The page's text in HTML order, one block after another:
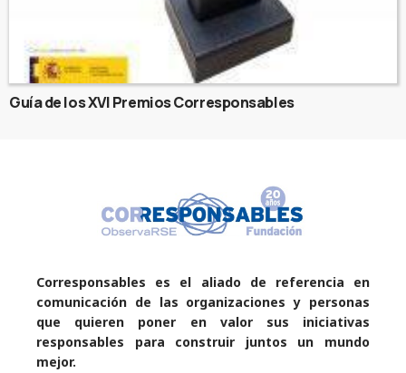
Guía de los XVI Premios Corresponsables
Corresponsables es el aliado de referencia en
comunicación de las organizaciones y personas
que quieren poner en valor sus iniciativas
responsables para construir juntos un mundo
mejor.